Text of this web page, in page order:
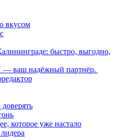
вкусом
быстро, выгодно,
ваш надёжный партнёр.
которое уже настало